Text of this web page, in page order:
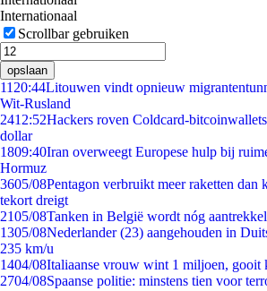
Internationaal
Scrollbar gebruiken
opslaan
11 20:44Litouwen vindt opnieuw
Wit-Rusland
2412:52Hackers roven Coldcard-
dollar
1809:40Iran overweegt Europese hulp bij
Hormuz
3605/08Pentagon verbruikt meer raketten dan
tekort dreigt
2105/08Tanken in België wordt nóg
1305/08Nederlander (23) aangehouden in
235 km/u
1404/08Italiaanse vrouw wint 1 miljoen, gooit
2704/08Spaanse politie: minstens tien voor